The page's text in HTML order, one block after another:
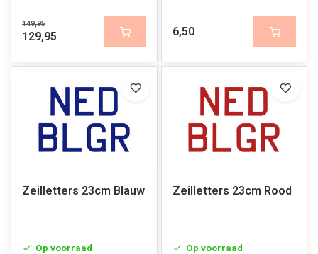
149,95
129,95 6,50
Zeilletters 23cm Blauw
Op voorraad
Zeilletters 23cm Rood
Op voorraad